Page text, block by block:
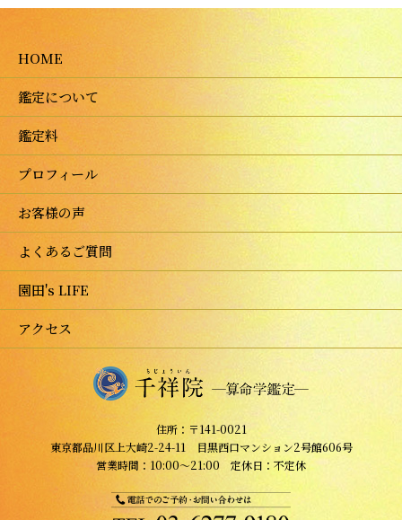
HOME
鑑定について
鑑定料
プロフィール
お客様の声
よくあるご質問
園田's LIFE
アクセス
住所：〒141-0021
東京都品川区上大崎2-24-11 目黒西口マンション2号館606号
営業時間：10:00～21:00 定休日：不定休